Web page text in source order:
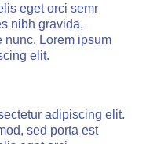
eget orci semr
nibh gravida,
nunc. Lorem ipsum
elit.
adipiscing elit.
sed porta est